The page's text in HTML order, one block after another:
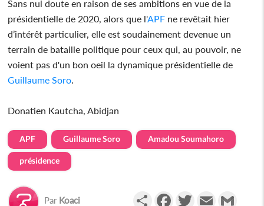
Sans nul doute en raison de ses ambitions en vue de la
présidentielle de 2020, alors que l'APF ne revêtait hier
d’intérêt particulier, elle est soudainement devenue un
terrain de bataille politique pour ceux qui, au pouvoir, ne
voient pas d'un bon oeil la dynamique présidentielle de
Guillaume Soro
Donatien Kautcha, Abidjan
APF Guillaume Soro Amadou Soumahoro
présidence
Par Koaci PartagerFacebookTwitterEmail